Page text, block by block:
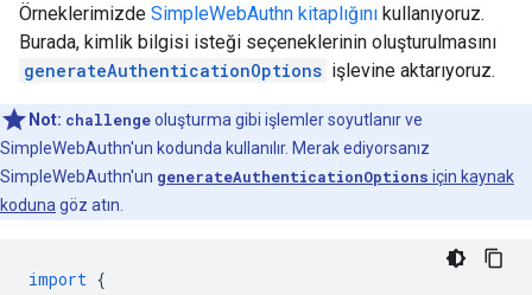
Örneklerimizde SimpleWebAuthn kitaplığını kullanıyoruz.
Burada, kimlik bilgisi isteği seçeneklerinin oluşturulmasını
generateAuthenticationOptions işlevine aktarıyoruz.
Not: challengeoluşturma gibi işlemler soyutlanır ve
SimpleWebAuthn'un kodunda kullanılır. Merak ediyorsanız
SimpleWebAuthn'un generateAuthenticationOptions için kaynak
koduna göz atın.
import {